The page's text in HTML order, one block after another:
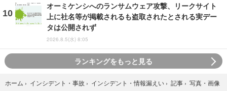
オーミケンシへのランサムウェア攻撃、リークサイト
上に社名等が掲載されるも盗取されたとされる実デー
タは公開されず
2026.8.5(水) 8:05
ランキングをもっと見る
ホーム › インシデント・事故 › インシデント・情報漏えい › 記事 › 写真・画像